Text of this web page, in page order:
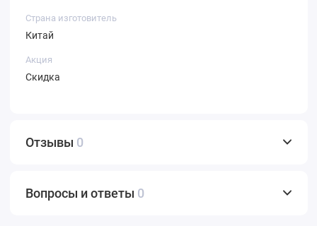
Страна изготовитель
Китай
Акция
Скидка
Отзывы 0
Вопросы и ответы 0